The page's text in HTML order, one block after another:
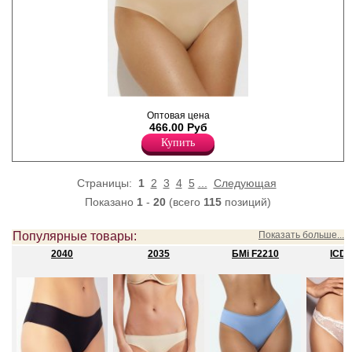
гладкой эластичной
микрофибры, со средней
линией талии и широкими
боковыми частями, лазерной
обработкой края, х/б
Полиамид 77%
Оптовая цена
466.00 Руб
Купить
Страницы: 1 2 3 4 5
Следующая
Показано 1 - 20 (всего 115 позиций)
Популярные товары:
Показать больше...
2040
2035 БMi F2210